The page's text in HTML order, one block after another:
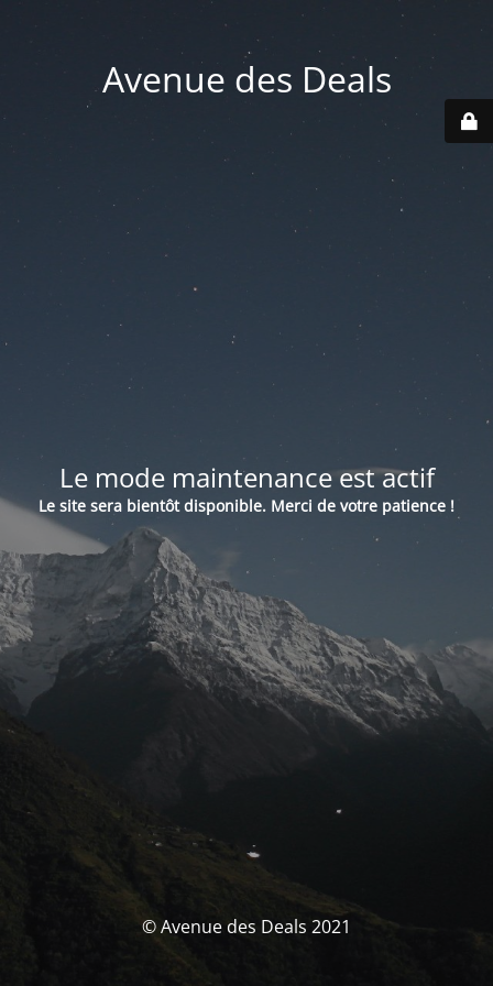
Avenue des Deals
Le mode maintenance est actif
Le site sera bientôt disponible. Merci de votre patience !
© Avenue des Deals 2021